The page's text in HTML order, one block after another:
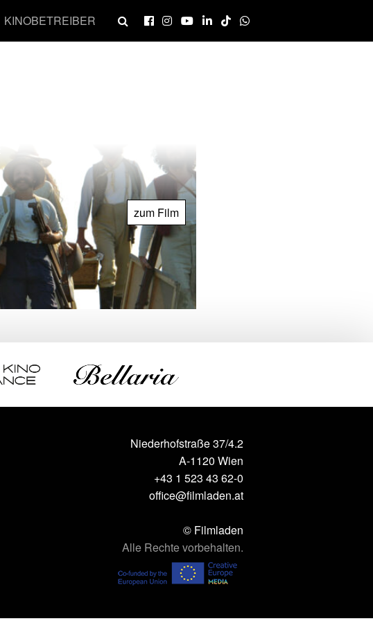
KINOBETREIBER
zum Film
Niederhofstraße 37/4.2
A-1120 Wien
+43 1 523 43 62-0
office@filmladen.at
© Filmladen
Alle Rechte vorbehalten.